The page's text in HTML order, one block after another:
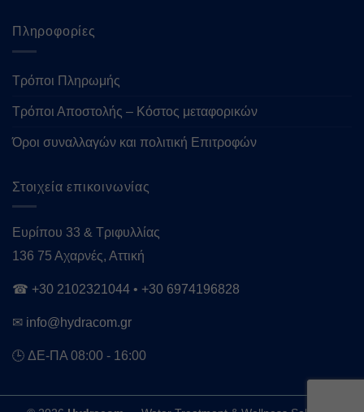
Πληροφορίες
Τρόποι Πληρωμής
Τρόποι Αποστολής – Κόστος μεταφορικών
Όροι συναλλαγών και πολιτική Επιτροφών
Στοιχεία επικοινωνίας
Ευρίπου 33 & Τριφυλλίας
136 75 Αχαρνές, Αττική
☎ +30 2102321044 • +30 6974196828
✉ info@hydracom.gr
🕒 ΔΕ-ΠΑ 08:00 - 16:00